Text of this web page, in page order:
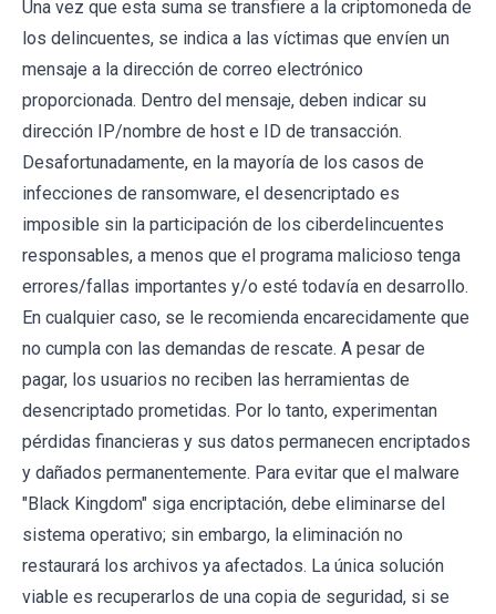
Una vez que esta suma se transfiere a la criptomoneda de
los delincuentes, se indica a las víctimas que envíen un
mensaje a la dirección de correo electrónico
proporcionada. Dentro del mensaje, deben indicar su
dirección IP/nombre de host e ID de transacción.
Desafortunadamente, en la mayoría de los casos de
infecciones de ransomware, el desencriptado es
imposible sin la participación de los ciberdelincuentes
responsables, a menos que el programa malicioso tenga
errores/fallas importantes y/o esté todavía en desarrollo.
En cualquier caso, se le recomienda encarecidamente que
no cumpla con las demandas de rescate. A pesar de
pagar, los usuarios no reciben las herramientas de
desencriptado prometidas. Por lo tanto, experimentan
pérdidas financieras y sus datos permanecen encriptados
y dañados permanentemente. Para evitar que el malware
"Black Kingdom" siga encriptación, debe eliminarse del
sistema operativo; sin embargo, la eliminación no
restaurará los archivos ya afectados. La única solución
viable es recuperarlos de una copia de seguridad, si se